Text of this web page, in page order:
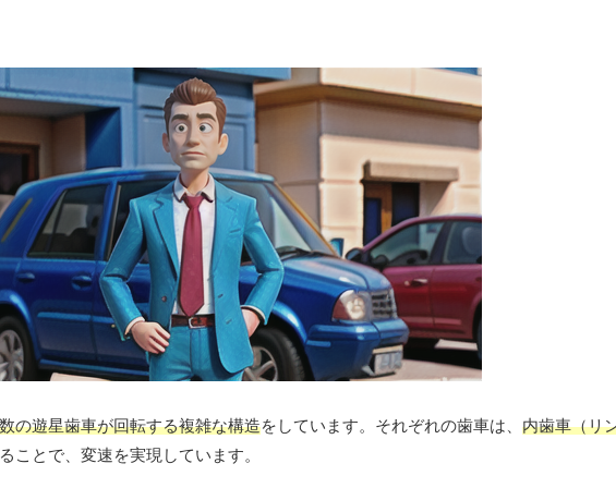
の遊星歯車が回転する複雑な構造をしています。それぞれの歯車は、 内歯車（リ
ことで、変速を実現しています。